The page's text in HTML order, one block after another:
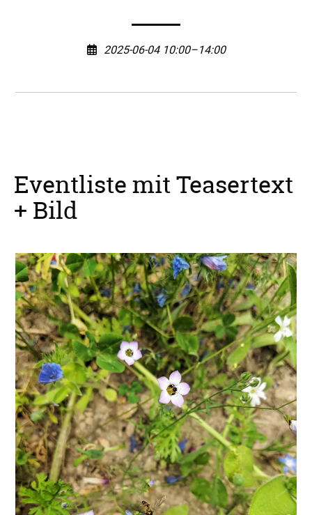
2025-06-04 10:00–14:00
Eventliste mit Teasertext
+ Bild